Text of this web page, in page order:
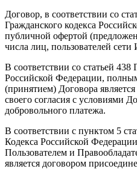
Договор, в соответствии со
Гражданского кодекса
публичной офертой
числа лиц, пользователей сети
В соответствии со статьей 438
Российской Федерации,
(принятием) Договора
своего согласия с условиями
добровольного платежа.
В соответствии с пунктом 5
Кодекса Российской
Пользователем и
является договором